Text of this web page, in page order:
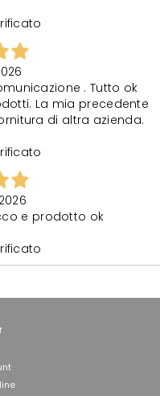
. Tutto ok
La mia precedente
di altra azienda.
e prodotto ok